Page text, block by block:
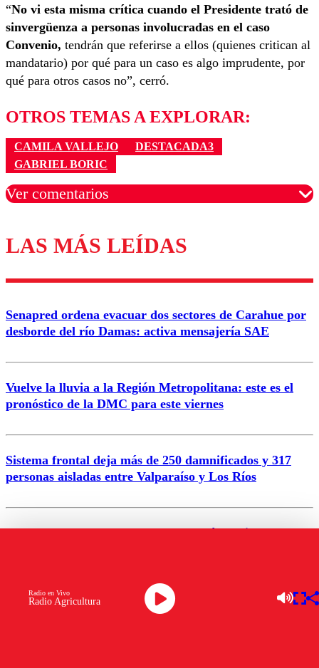
“No vi esta misma crítica cuando el Presidente trató de
sinvergüenza a personas involucradas en el caso
Convenio, tendrán que referirse a ellos (quienes critican al
mandatario) por qué para un caso es algo imprudente, por
qué para otros casos no”, cerró.
OTROS TEMAS A EXPLORAR:
CAMILA VALLEJO
DESTACADA3
GABRIEL BORIC
Ver comentarios
Los comentarios son moderados para garantizar un
diálogo respetuoso.
Correo
Enviar comentario
LAS MÁS LEÍDAS
Senapred ordena evacuar dos sectores de Carahue por
desborde del río Damas: activa mensajería SAE
Vuelve la lluvia a la Región Metropolitana: este es el
pronóstico de la DMC para este viernes
Sistema frontal deja más de 250 damnificados y 317
personas aisladas entre Valparaíso y Los Ríos
Nuevo temblor sacude el norte del país: revisa la
VER MÁS
Radio Agricultura
Radio en Vivo